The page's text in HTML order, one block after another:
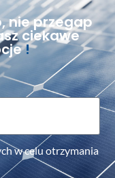
nie przegap
ciekawe
!
w celu otrzymania